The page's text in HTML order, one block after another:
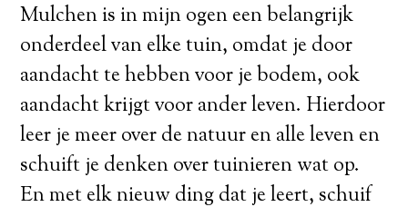
Mulchen is in mijn ogen een belangrijk
onderdeel van elke tuin, omdat je door
aandacht te hebben voor je bodem, ook
aandacht krijgt voor ander leven. Hierdoor
leer je meer over de natuur en alle leven en
schuift je denken over tuinieren wat op.
En met elk nieuw ding dat je leert, schuif